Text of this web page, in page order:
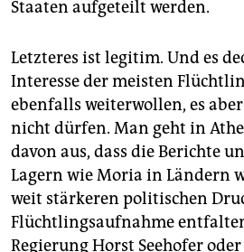
Staaten aufgeteilt werden.
Letzteres ist legitim. Und es
Interesse der meisten
ebenfalls weiterwollen, es aber
nicht dürfen. Man geht in
davon aus, dass die Berichte
Lagern wie Moria in Ländern
weit stärkeren politischen
Flüchtlingsaufnahme
Regierung Horst Seehofer